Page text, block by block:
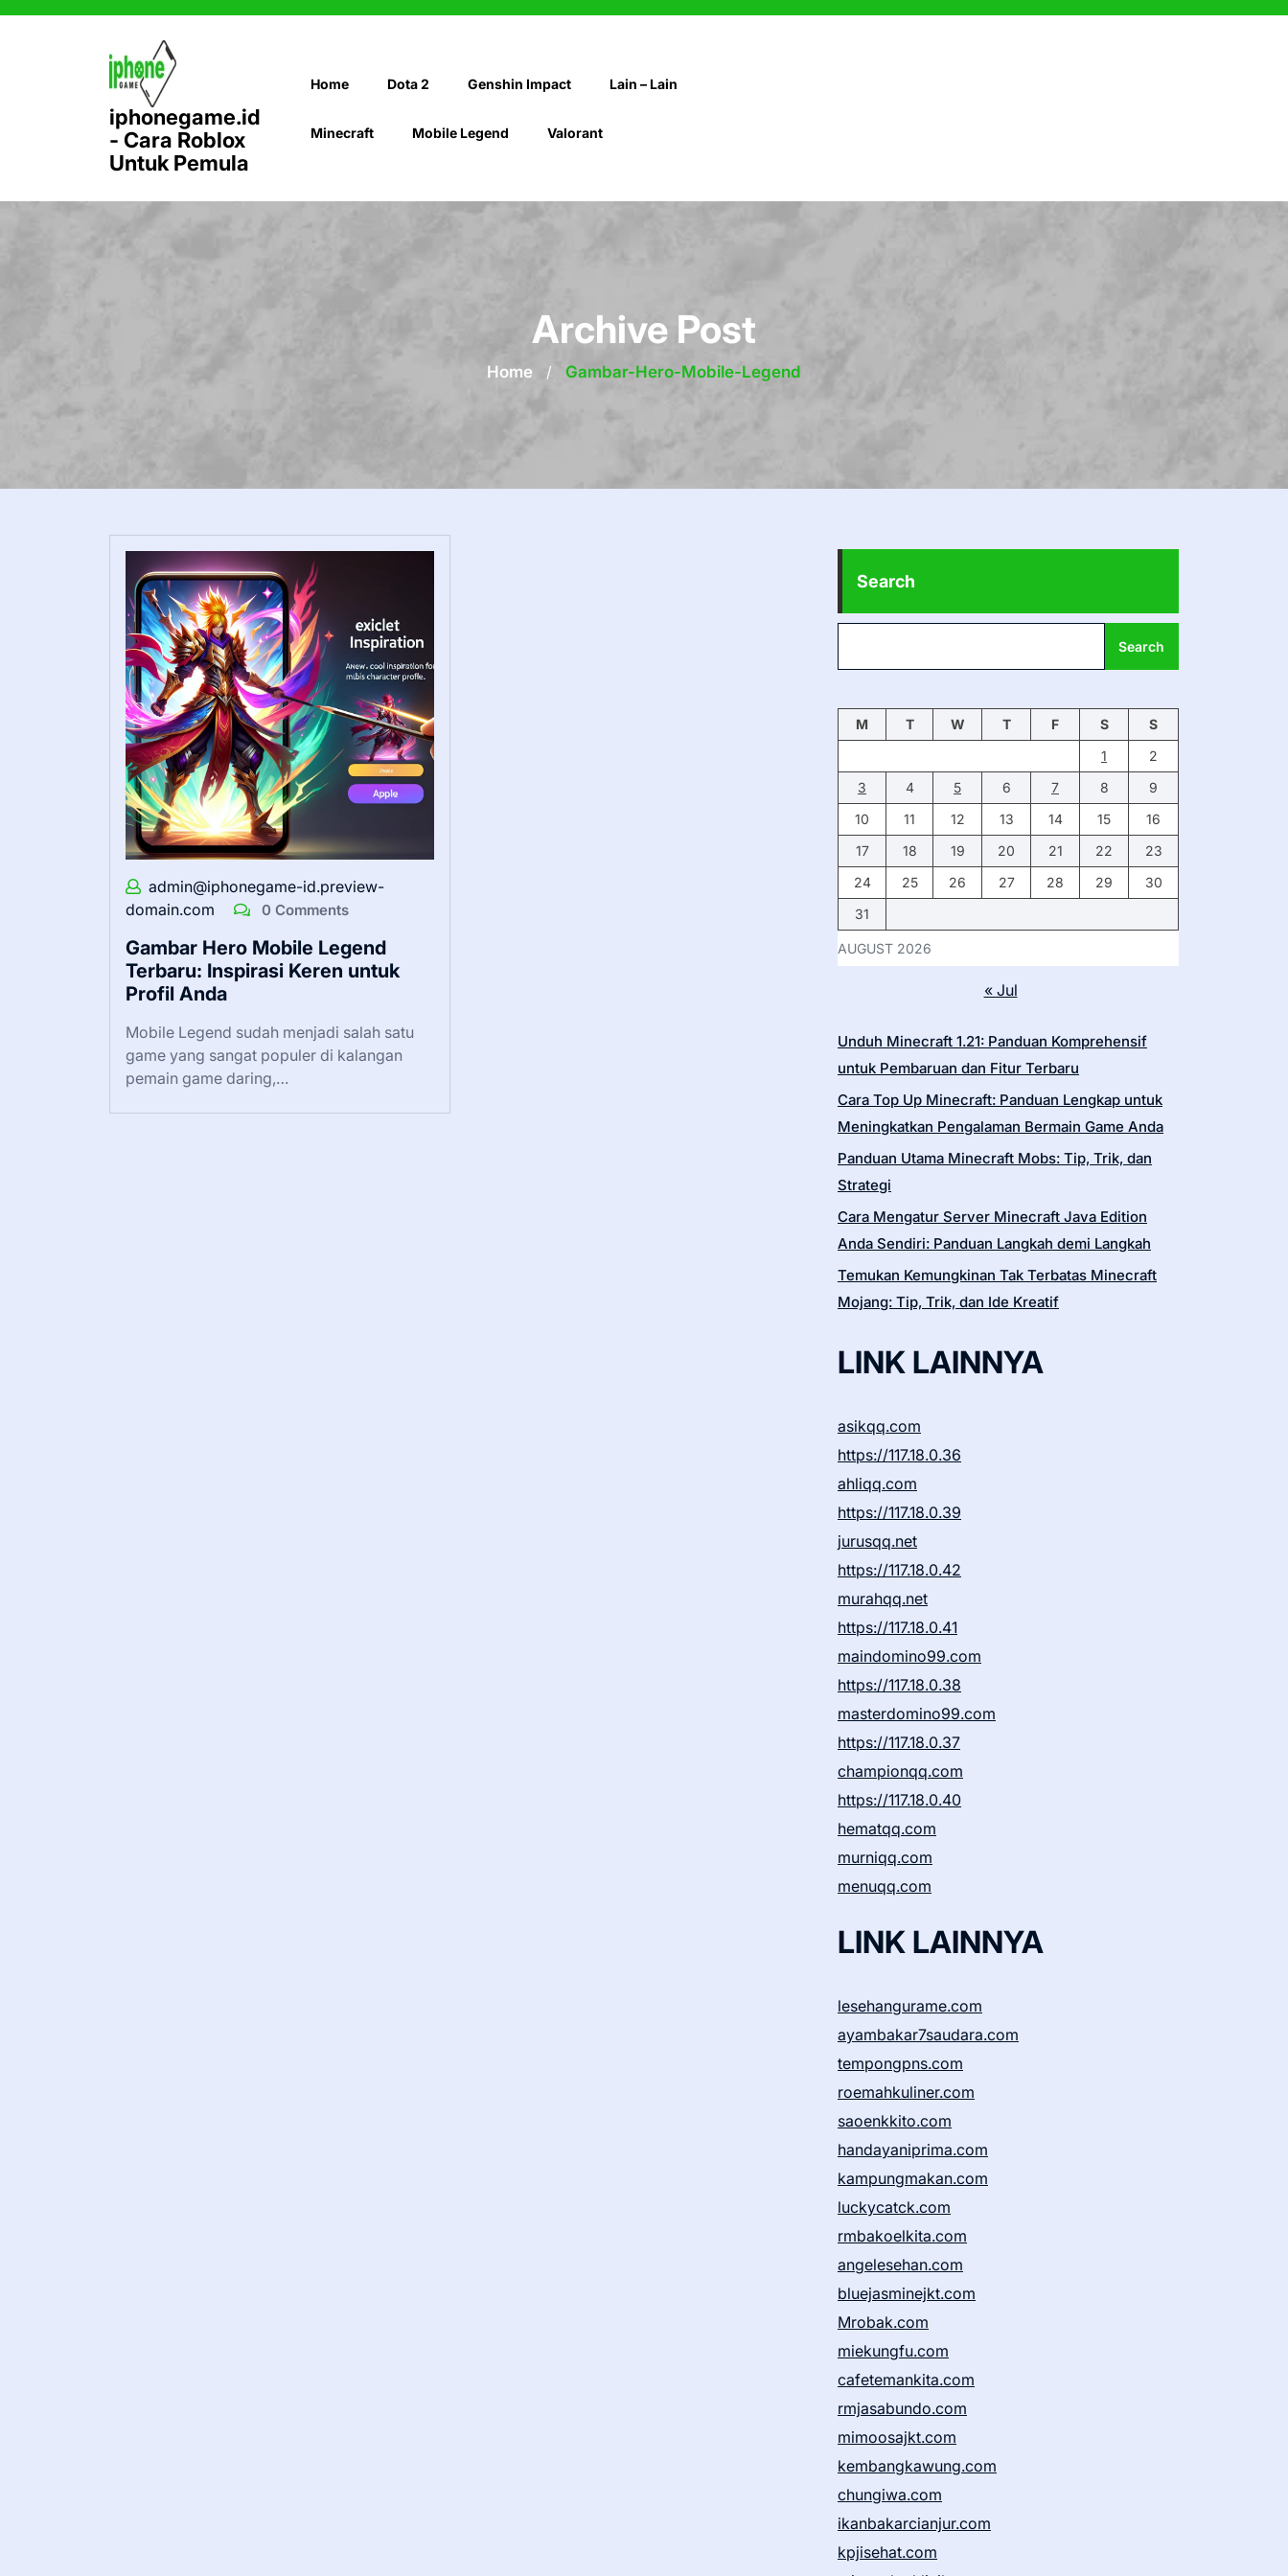
Skip
iphonegame.id
- Cara Roblox
Untuk Pemula
Home Dota 2 Genshin Impact Lain – Lain
Minecraft Mobile Legend Valorant
Archive Post
Home / Gambar-Hero-Mobile-Legend
admin@iphonegame-id.preview-
domain.com
0 Comments
Gambar Hero Mobile Legend
Terbaru: Inspirasi Keren untuk
Profil Anda
Mobile Legend sudah menjadi salah satu
game yang sangat populer di kalangan
pemain game daring,…
Search
Search
AUGUST 2026
M T W T F S
S
1
2
3
4 5 6 7 8
9
10
11 12 13 14 15
16
17
18 19 20 21 22
23
24
25 26 27 28 29
30
31
« Jul
Unduh Minecraft 1.21: Panduan Komprehensif
untuk Pembaruan dan Fitur Terbaru
Cara Top Up Minecraft: Panduan Lengkap untuk
Meningkatkan Pengalaman Bermain Game Anda
Panduan Utama Minecraft Mobs: Tip, Trik, dan
Strategi
Cara Mengatur Server Minecraft Java Edition
Anda Sendiri: Panduan Langkah demi Langkah
Temukan Kemungkinan Tak Terbatas Minecraft
Mojang: Tip, Trik, dan Ide Kreatif
LINK LAINNYA
asikqq.com
https://117.18.0.36
ahliqq.com
https://117.18.0.39
jurusqq.net
https://117.18.0.42
murahqq.net
https://117.18.0.41
maindomino99.com
https://117.18.0.38
masterdomino99.com
https://117.18.0.37
championqq.com
https://117.18.0.40
hematqq.com
murniqq.com
menuqq.com
LINK LAINNYA
lesehangurame.com
ayambakar7saudara.com
tempongpns.com
roemahkuliner.com
saoenkkito.com
handayaniprima.com
kampungmakan.com
luckycatck.com
rmbakoelkita.com
angelesehan.com
bluejasminejkt.com
Mrobak.com
miekungfu.com
cafetemankita.com
rmjasabundo.com
mimoosajkt.com
kembangkawung.com
chungiwa.com
ikanbakarcianjur.com
kpjisehat.com